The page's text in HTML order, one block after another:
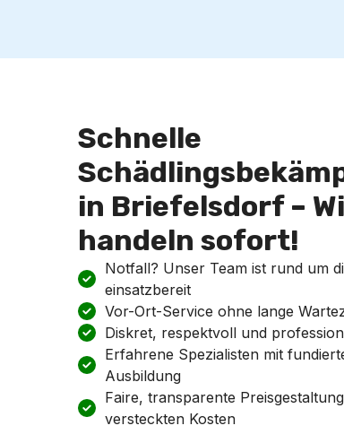
Schnelle
in Briefelsdorf –
handeln sofort!
Notfall? Unser Team ist rund um
einsatzbereit
Vor-Ort-Service ohne lange
Diskret, respektvoll und
Erfahrene Spezialisten mit
Ausbildung
Faire, transparente
versteckten Kosten